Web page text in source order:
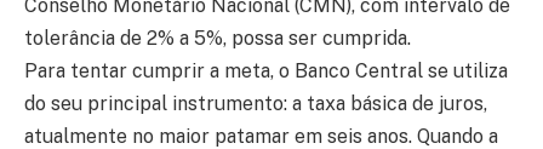
Conselho Monetário Nacional (CMN), com intervalo de
tolerância de 2% a 5%, possa ser cumprida.
Para tentar cumprir a meta, o Banco Central se utiliza
do seu principal instrumento: a taxa básica de juros,
atualmente no maior patamar em seis anos. Quando a